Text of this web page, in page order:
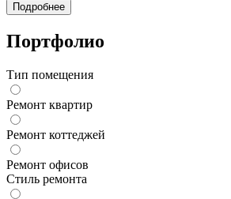
Подробнее
Портфолио
Тип помещения
Ремонт квартир
Ремонт коттеджей
Ремонт офисов
Стиль ремонта